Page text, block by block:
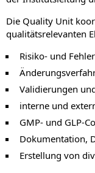
Die Quality Unit
qualitätsrelevanten
Risiko- und
Validierungen
interne und
GMP- und GLP-
Dokumentation,
Erstellung von